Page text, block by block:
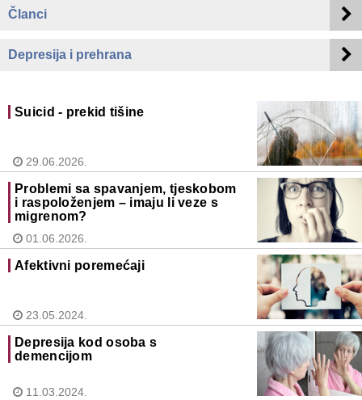
Članci
Depresija i prehrana
Suicid - prekid tišine
29.06.2026.
Problemi sa spavanjem, tjeskobom
i raspoloženjem – imaju li veze s
migrenom?
01.06.2026.
Afektivni poremećaji
23.05.2024.
Depresija kod osoba s
demencijom
11.03.2024.